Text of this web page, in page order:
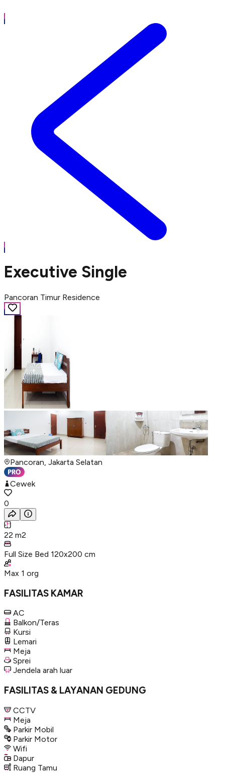
Executive Single
Pancoran Timur Residence
Pancoran, Jakarta Selatan
Cewek
0
22 m2
Full Size Bed 120x200 cm
Max 1 org
FASILITAS KAMAR
AC
Balkon/Teras
Kursi
Lemari
Meja
Sprei
Jendela arah luar
FASILITAS & LAYANAN GEDUNG
CCTV
Meja
Parkir Mobil
Parkir Motor
Wifi
Dapur
Ruang Tamu